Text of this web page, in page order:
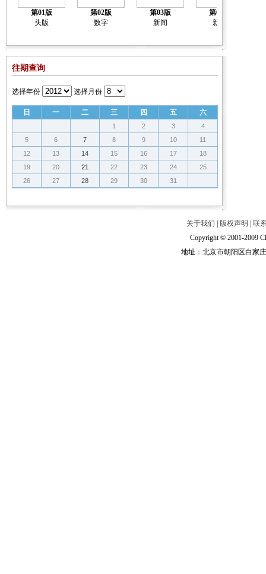
第01版
头版
第02版
数字
第03版
新闻
第04版
新闻
往期查询
选择年份 选择月份
日 一 二 三 四 五 六
1 2 3
4
5
6 7 8 9 10
11
12
13 14 15 16 17
18
19
20 21 22 23 24
25
26
27 28 29 30 31
关于我们 版权声明
联
Copyright © 2001-2009
地址：北京市朝阳区白家